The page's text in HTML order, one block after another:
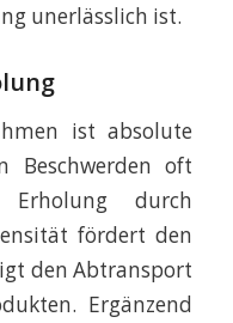
unerlässlich ist.
ist absolute
Beschwerden oft
Erholung durch
fördert den
den Abtransport
Ergänzend